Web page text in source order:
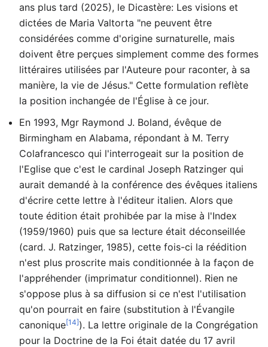
ans plus tard (2025), le Dicastère: Les visions et
dictées de Maria Valtorta "ne peuvent être
considérées comme d'origine surnaturelle, mais
doivent être perçues simplement comme des formes
littéraires utilisées par l'Auteure pour raconter, à sa
manière, la vie de Jésus." Cette formulation reflète
la position inchangée de l'Église à ce jour.
En 1993, Mgr Raymond J. Boland, évêque de
Birmingham en Alabama, répondant à M. Terry
Colafrancesco qui l'interrogeait sur la position de
l'Eglise que c'est le cardinal Joseph Ratzinger qui
aurait demandé à la conférence des évêques italiens
d'écrire cette lettre à l'éditeur italien. Alors que
toute édition était prohibée par la mise à l'Index
(1959/1960) puis que sa lecture était déconseillée
(card. J. Ratzinger, 1985), cette fois-ci la réédition
n'est plus proscrite mais conditionnée à la façon de
l'appréhender (imprimatur conditionnel). Rien ne
s'oppose plus à sa diffusion si ce n'est l'utilisation
qu'on pourrait en faire (substitution à l'Évangile
canonique[14]). La lettre originale de la Congrégation
pour la Doctrine de la Foi était datée du 17 avril